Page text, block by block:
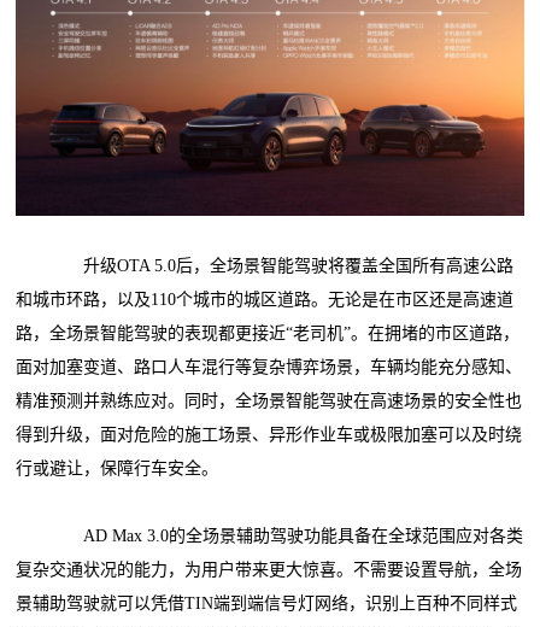
升级OTA 5.0后，全场景智能驾驶将覆盖全国所有高速公路
和城市环路，以及110个城市的城区道路。无论是在市区还是高速道
路，全场景智能驾驶的表现都更接近“老司机”。在拥堵的市区道路，
面对加塞变道、路口人车混行等复杂博弈场景，车辆均能充分感知、
精准预测并熟练应对。同时，全场景智能驾驶在高速场景的安全性也
得到升级，面对危险的施工场景、异形作业车或极限加塞可以及时绕
行或避让，保障行车安全。
AD Max 3.0的全场景辅助驾驶功能具备在全球范围应对各类
复杂交通状况的能力，为用户带来更大惊喜。不需要设置导航，全场
景辅助驾驶就可以凭借TIN端到端信号灯网络，识别上百种不同样式